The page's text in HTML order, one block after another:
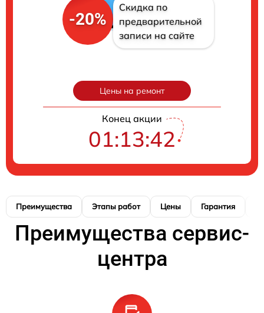
-20%
Скидка по
предварительной
записи на сайте
Цены на ремонт
Конец акции
01:13:41
Преимущества Этапы работ Цены Гарантия
Преимущества сервис-
центра